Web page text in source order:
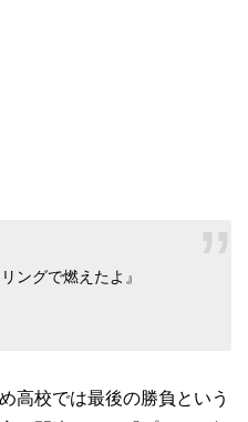
ングで燃えたよ』
高校では最後の勝負という